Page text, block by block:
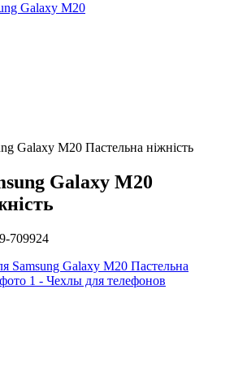
Galaxy M20
Galaxy M20 Пастельна ніжність
Galaxy M20
709924